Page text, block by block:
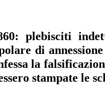
plebisciti
di
la
stampate le